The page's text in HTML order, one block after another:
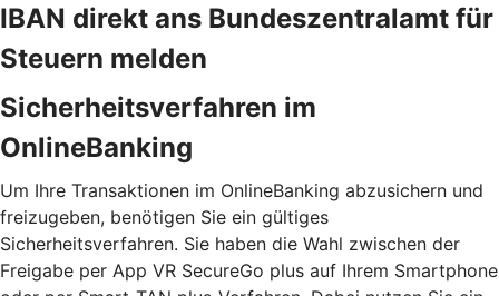
IBAN direkt ans Bundeszentralamt für
Steuern melden
Sicherheitsverfahren im
OnlineBanking
Um Ihre Transaktionen im OnlineBanking abzusichern und
freizugeben, benötigen Sie ein gültiges
Sicherheitsverfahren. Sie haben die Wahl zwischen der
Freigabe per App VR SecureGo plus auf Ihrem Smartphone